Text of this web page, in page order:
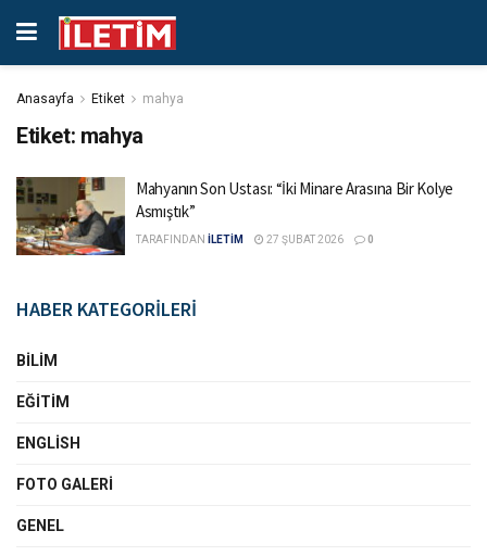
Anasayfa Etiket mahya
Etiket: mahya
Mahyanın Son Ustası: “İki Minare Arasına Bir Kolye
Asmıştık”
TARAFINDAN İLETİM 27 ŞUBAT 2026 0
HABER KATEGORİLERİ
BILIM
EĞITIM
ENGLISH
FOTO GALERI
GENEL